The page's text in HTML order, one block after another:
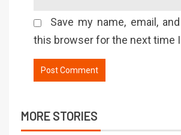
Save my name, email,
this browser for the next time
MORE STORIES